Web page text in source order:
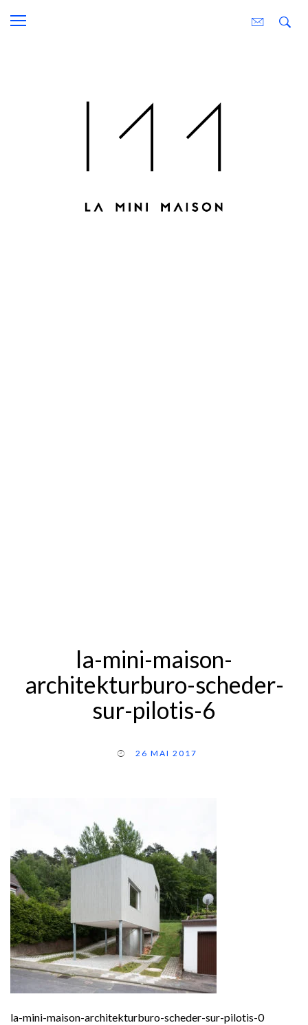
la-mini-maison-
architekturburo-scheder-
sur-pilotis-6
26 MAI 2017
la-mini-maison-architekturburo-scheder-sur-pilotis-0